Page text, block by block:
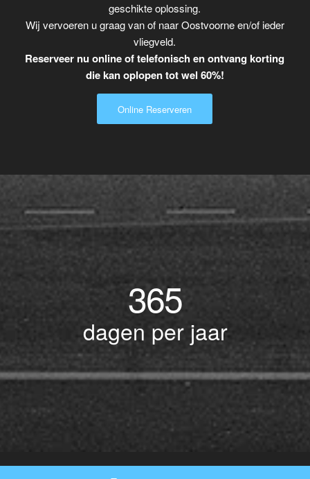
geschikte oplossing.
Wij vervoeren u graag van of naar Oostvoorne en/of ieder
vliegveld.
Reserveer nu online of telefonisch en ontvang korting
die kan oplopen tot wel 60%!
Online Reserveren
365
dagen per jaar